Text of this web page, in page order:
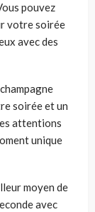
pouvez
votre soirée
avec des
soirée et un
attentions
unique
moyen de
avec